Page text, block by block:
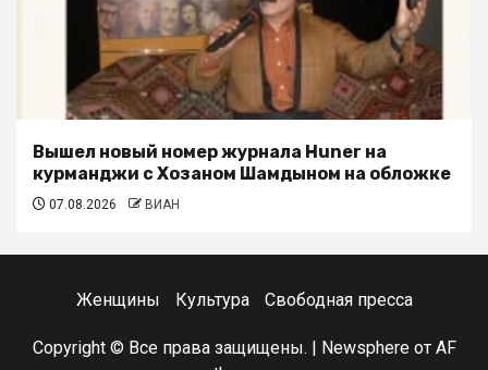
Вышел новый номер журнала Huner на
курманджи с Хозаном Шамдыном на обложке
07.08.2026 ВИАН
Женщины Культура Свободная пресса
Copyright © Все права защищены. | Newsphereот AF